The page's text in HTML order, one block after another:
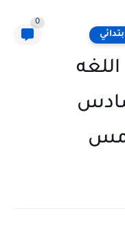
0